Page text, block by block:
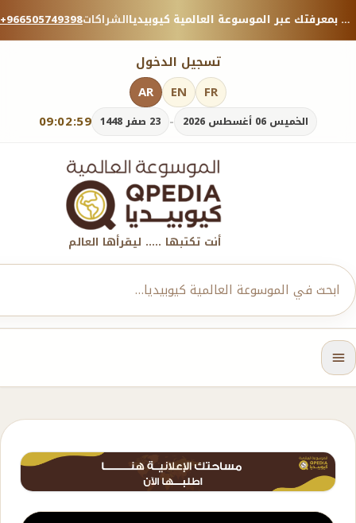
+966505749398الشراكات منصة معرفية موثوقة — شارك بمعرفتك عبر الموسوعة العالمية كيوبيديا.
تسجيل الدخول
09:02:59 الخميس 06 أغسطس 2026 - 23 صفر 1448
AR EN FR
أنت تكتبها ..... ليقرأها العالم